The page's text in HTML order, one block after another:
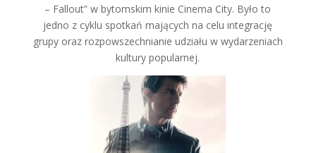
– Fallout” w bytomskim kinie Cinema City. Było to
jedno z cyklu spotkań mających na celu integrację
grupy oraz rozpowszechnianie udziału w wydarzeniach
kultury popularnej.